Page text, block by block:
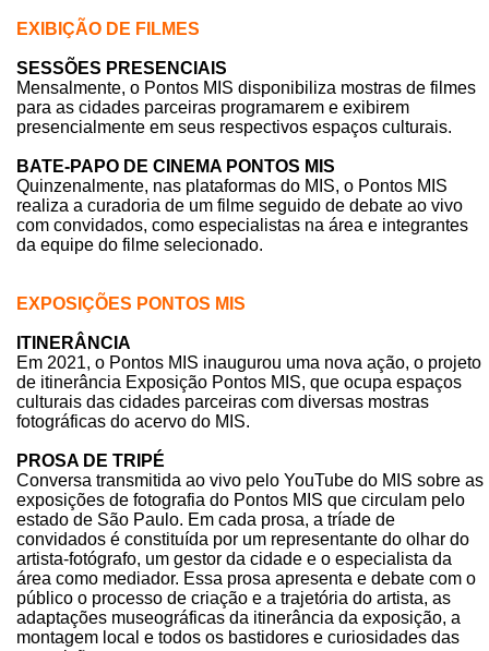
EXIBIÇÃO DE FILMES
SESSÕES PRESENCIAIS
Mensalmente, o Pontos MIS disponibiliza mostras de filmes
para as cidades parceiras programarem e exibirem
presencialmente em seus respectivos espaços culturais.
BATE-PAPO DE CINEMA PONTOS MIS
Quinzenalmente, nas plataformas do MIS, o Pontos MIS
realiza a curadoria de um filme seguido de debate ao vivo
com convidados, como especialistas na área e integrantes
da equipe do filme selecionado.
EXPOSIÇÕES PONTOS MIS
ITINERÂNCIA
Em 2021, o Pontos MIS inaugurou uma nova ação, o projeto
de itinerância Exposição Pontos MIS, que ocupa espaços
culturais das cidades parceiras com diversas mostras
fotográficas do acervo do MIS.
PROSA DE TRIPÉ
Conversa transmitida ao vivo pelo YouTube do MIS sobre as
exposições de fotografia do Pontos MIS que circulam pelo
estado de São Paulo. Em cada prosa, a tríade de
convidados é constituída por um representante do olhar do
artista-fotógrafo, um gestor da cidade e o especialista da
área como mediador. Essa prosa apresenta e debate com o
público o processo de criação e a trajetória do artista, as
adaptações museográficas da itinerância da exposição, a
montagem local e todos os bastidores e curiosidades das